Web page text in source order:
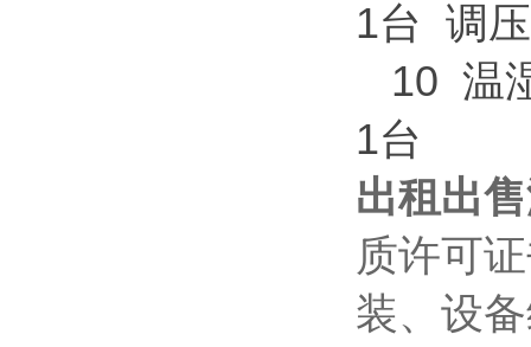
1台 调压
10
1台
出租出
质许可
装、设